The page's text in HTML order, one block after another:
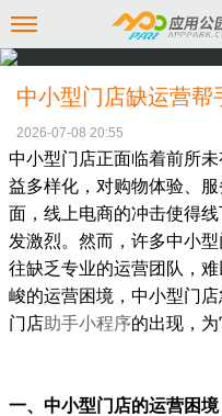
中小型门店缺运营
2026-07-08 20:55
中小型门店正面临着前所
益多样化，对购物体验、
面，线上电商的冲击使得
发激烈。然而，许多中小
往缺乏专业的运营团队，
峻的运营困境，中小型门
门店助手小程序的出现，为
一、中小型门店的运营困境